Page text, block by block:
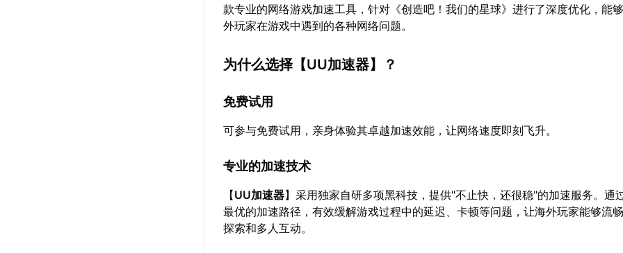
款专业的网络游戏加速工具，针对《创造吧！我们的星球》进行了深度优化，能
外玩家在游戏中遇到的各种网络问题。
为什么选择【UU加速器】？
免费试用
可参与免费试用，亲身体验其卓越加速效能，让网络速度即刻飞升。
专业的加速技术
【UU加速器】采用独家自研多项黑科技，提供"不止快，还很稳"的加速服务。通
最优的加速路径，有效缓解游戏过程中的延迟、卡顿等问题，让海外玩家能够流
探索和多人互动。